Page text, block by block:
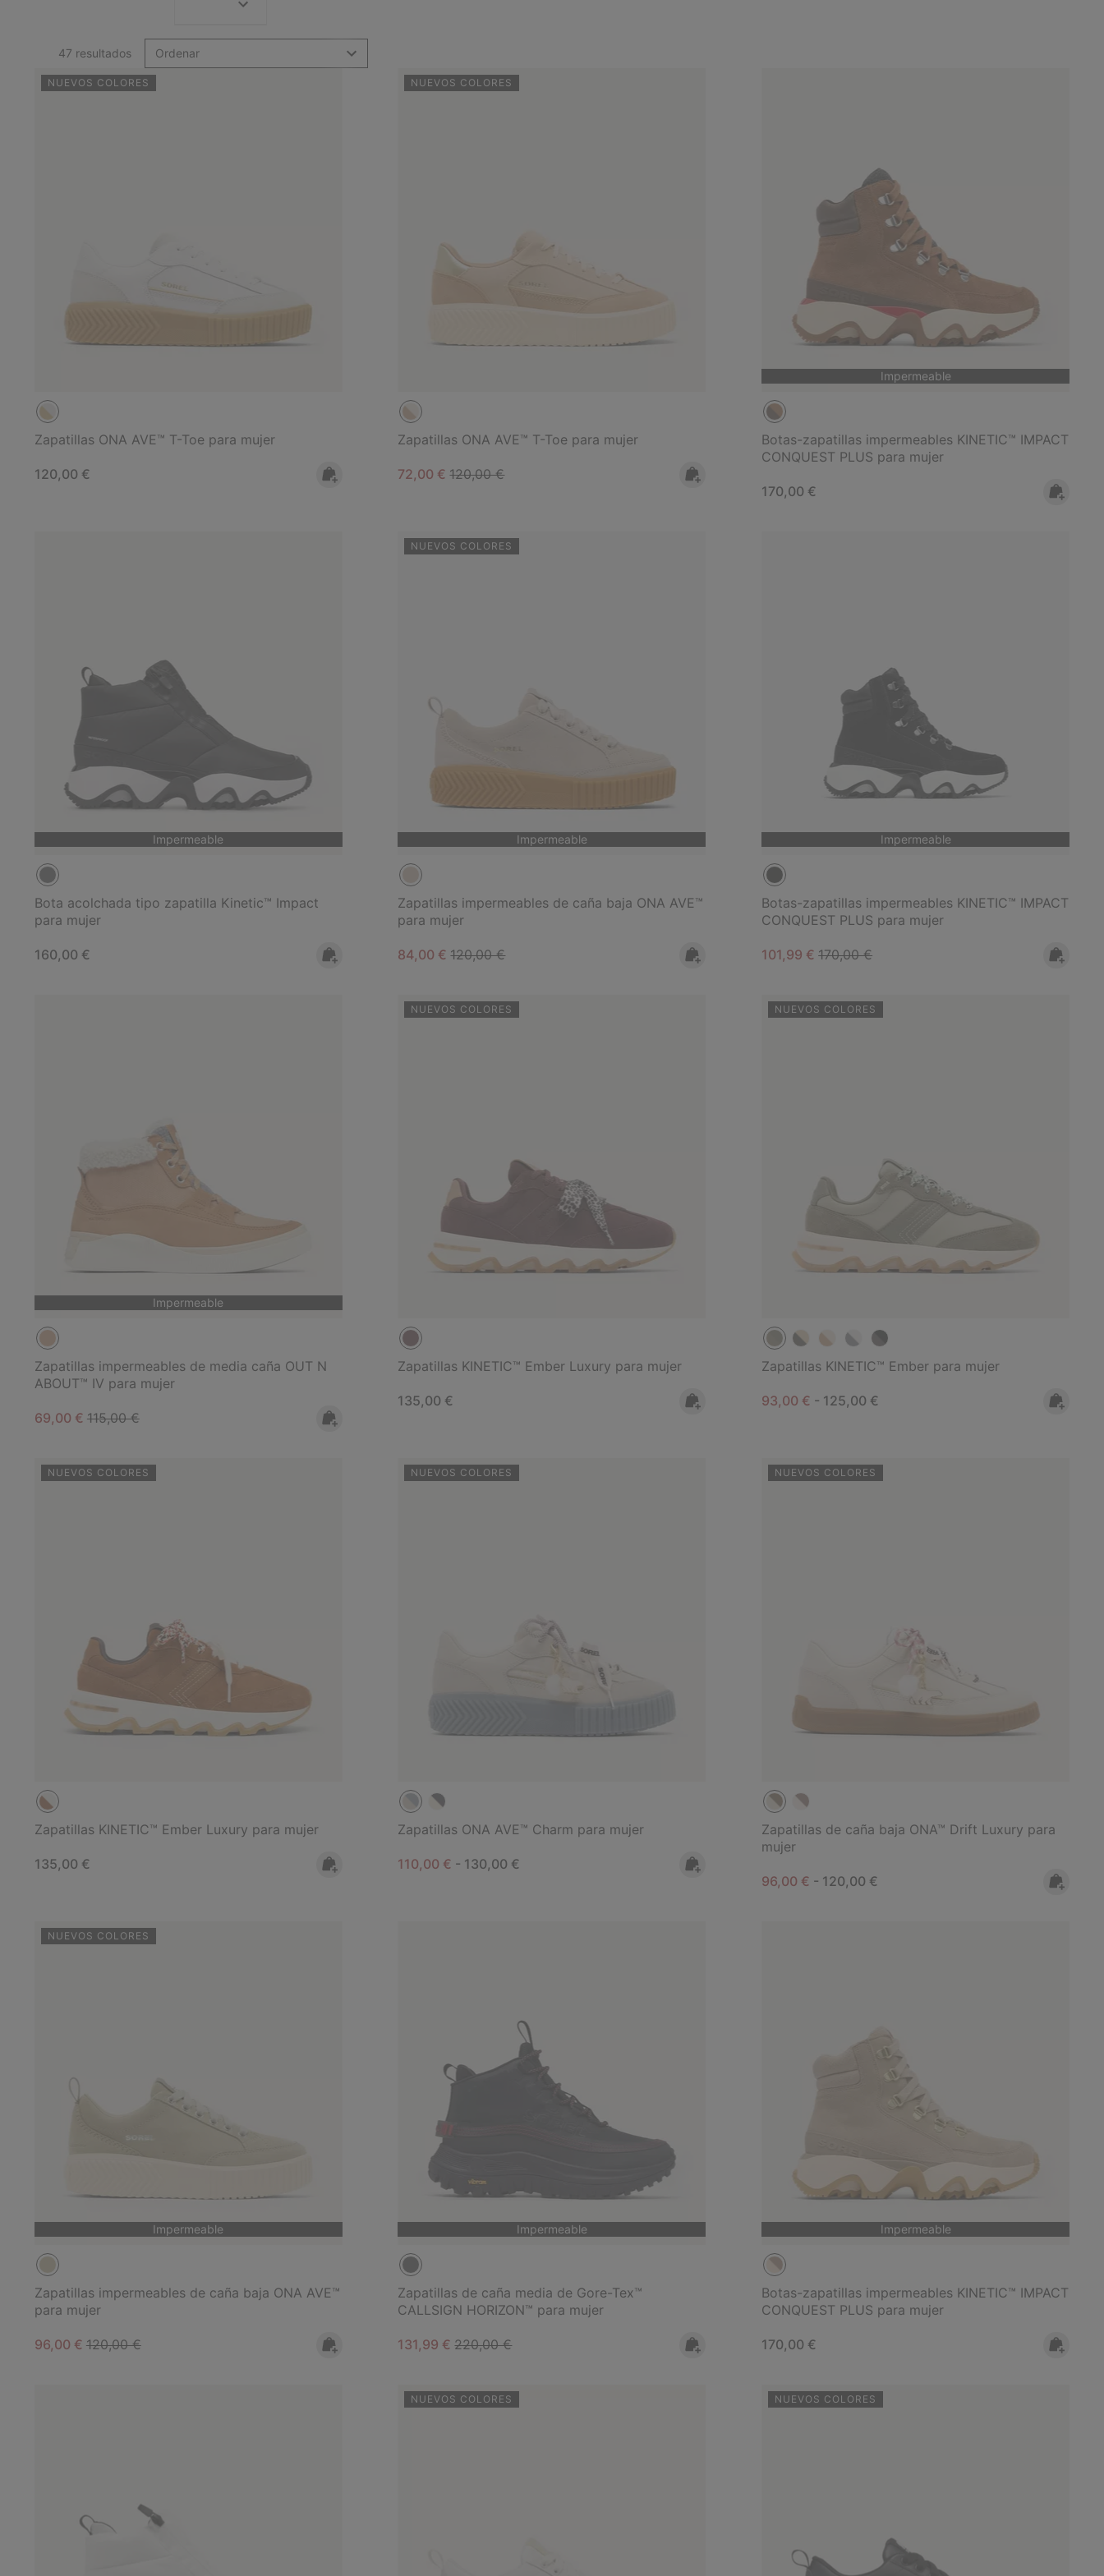
47 resultados Ordenar
NUEVOS COLORES
Zapatillas ONA AVE™ T-Toe para mujer
Regular price:
120,00 €
NUEVOS COLORES
Zapatillas ONA AVE™ T-Toe para mujer
Sale price:
72,00 €Regular price:
120,00 €
Impermeable
Botas-zapatillas impermeables KINETIC™ IMPACT
CONQUEST PLUS para mujer
Regular price:
170,00 €
Impermeable
Bota acolchada tipo zapatilla Kinetic™ Impact
para mujer
Regular price:
160,00 €
NUEVOS COLORES
Impermeable
Zapatillas impermeables de caña baja ONA AVE™
para mujer
Sale price:
84,00 €Regular price:
120,00 €
Impermeable
Botas-zapatillas impermeables KINETIC™ IMPACT
CONQUEST PLUS para mujer
Sale price:
101,99 €Regular price:
170,00 €
Impermeable
Zapatillas impermeables de media caña OUT N
ABOUT™ IV para mujer
Sale price:
69,00 € Regular price:
115,00 €
NUEVOS COLORES
Zapatillas KINETIC™ Ember Luxury para mujer
Regular price:
135,00 €
NUEVOS COLORES
Zapatillas KINETIC™ Ember para mujer
Minimum sale price:
93,00 € - Maximum price:
125,00 €
NUEVOS COLORES
Zapatillas KINETIC™ Ember Luxury para mujer
Regular price:
135,00 €
NUEVOS COLORES
Zapatillas ONA AVE™ Charm para mujer
Minimum sale price:
110,00 € - Maximum price:
130,00 €
NUEVOS COLORES
Zapatillas de caña baja ONA™ Drift Luxury para
mujer
Minimum sale price:
96,00 € - Maximum price:
120,00 €
NUEVOS COLORES
Impermeable
Zapatillas impermeables de caña baja ONA AVE™
para mujer
Sale price:
96,00 € Regular price:
120,00 €
Impermeable
Zapatillas de caña media de Gore-Tex™
CALLSIGN HORIZON™ para mujer
Sale price:
131,99 €Regular price:
220,00 €
Impermeable
Botas-zapatillas impermeables KINETIC™ IMPACT
CONQUEST PLUS para mujer
Regular price:
170,00 €
NUEVOS COLORES NUEVOS COLORES